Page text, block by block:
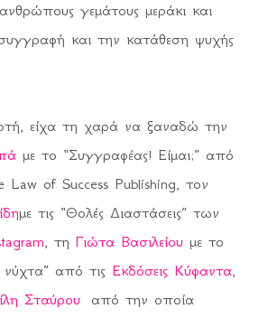
γεμάτους μεράκι και
και την κατάθεση ψυχής
είχα τη χαρά να ξαναδώ την
με το “Συγγραφέας! Είμαι;” από
Law of Success Publishing, τον
με τις “Θολές Διαστάσεις” των
, τη Γιώτα Βασιλείου με το
από τις Εκδόσεις Κύφαντα,
Σταύρου
από την οποία